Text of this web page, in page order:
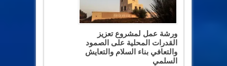
ورشة عمل لمشروع تعزيز
القدرات المحلية على الصمود
والتعافي بناء السلام والتعايش
السلمي